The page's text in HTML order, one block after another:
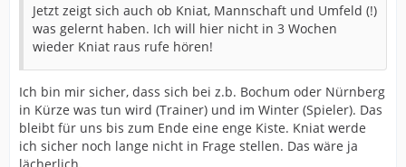
Jetzt zeigt sich auch ob Kniat, Mannschaft und Umfeld (!)
was gelernt haben. Ich will hier nicht in 3 Wochen
wieder Kniat raus rufe hören!
Ich bin mir sicher, dass sich bei z.b. Bochum oder Nürnberg
in Kürze was tun wird (Trainer) und im Winter (Spieler). Das
bleibt für uns bis zum Ende eine enge Kiste. Kniat werde
ich sicher noch lange nicht in Frage stellen. Das wäre ja
lächerlich.